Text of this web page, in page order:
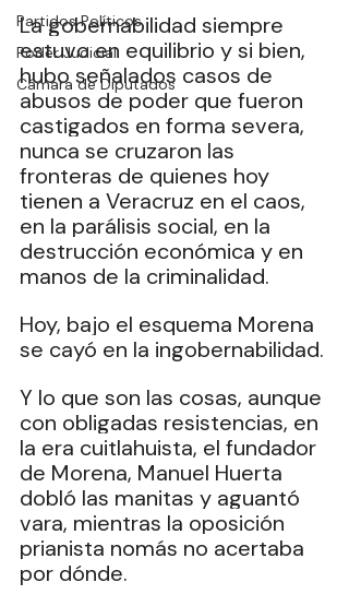
Partidos Políticos
Poder Judicial
Cámara de Diputados
La gobernabilidad siempre
estuvo en equilibrio y si bien,
hubo señalados casos de
abusos de poder que fueron
castigados en forma severa,
nunca se cruzaron las
fronteras de quienes hoy
tienen a Veracruz en el caos,
en la parálisis social, en la
destrucción económica y en
manos de la criminalidad.
Hoy, bajo el esquema Morena
se cayó en la ingobernabilidad.
Y lo que son las cosas, aunque
con obligadas resistencias, en
la era cuitlahuista, el fundador
de Morena, Manuel Huerta
dobló las manitas y aguantó
vara, mientras la oposición
prianista nomás no acertaba
por dónde.